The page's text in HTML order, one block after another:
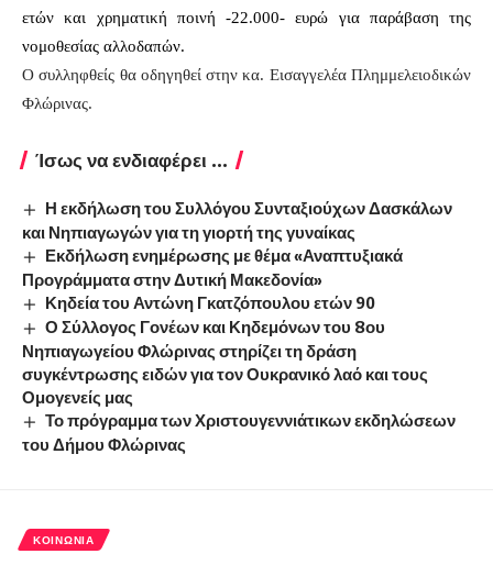
ετών και χρηματική ποινή -22.000- ευρώ για παράβαση της
νομοθεσίας αλλοδαπών.
Ο συλληφθείς θα οδηγηθεί στην κα. Εισαγγελέα Πλημμελειοδικών
Φλώρινας.
Ίσως να ενδιαφέρει ...
Η εκδήλωση του Συλλόγου Συνταξιούχων Δασκάλων
και Νηπιαγωγών για τη γιορτή της γυναίκας
Εκδήλωση ενημέρωσης με θέμα «Αναπτυξιακά
Προγράμματα στην Δυτική Μακεδονία»
Κηδεία του Αντώνη Γκατζόπουλου ετών 90
Ο Σύλλογος Γονέων και Κηδεμόνων του 8ου
Νηπιαγωγείου Φλώρινας στηρίζει τη δράση
συγκέντρωσης ειδών για τον Ουκρανικό λαό και τους
Ομογενείς μας
Το πρόγραμμα των Χριστουγεννιάτικων εκδηλώσεων
του Δήμου Φλώρινας
ΚΟΙΝΩΝΊΑ